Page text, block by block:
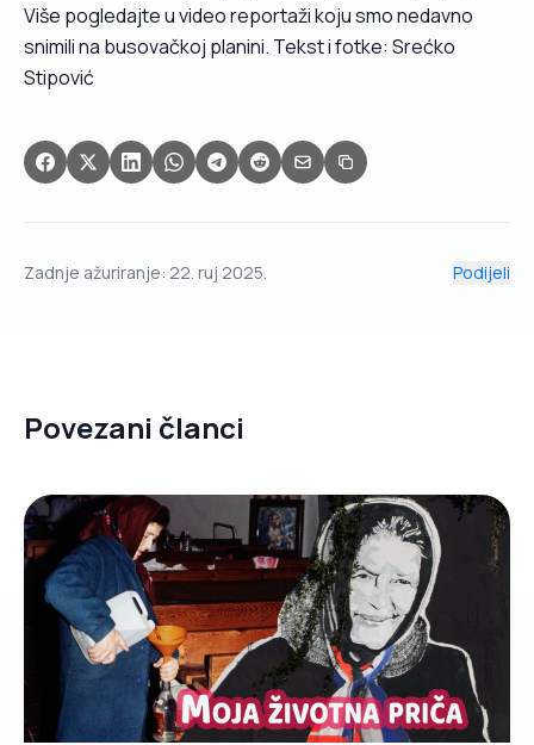
Više pogledajte u video reportaži koju smo nedavno
snimili na busovačkoj planini. Tekst i fotke: Srećko
Stipović
Zadnje ažuriranje: 22. ruj 2025. Podijeli
Povezani članci